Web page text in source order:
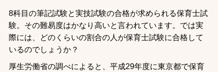
8科目の筆記試験と実技試験の合格が求められる保育士試
験。その難易度はかなり高いと言われています。では実
際には、どのくらいの割合の人が保育士試験に合格して
いるのでしょうか？
厚生労働省の調べによると、平成29年度に東京都で保育